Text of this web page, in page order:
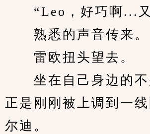
“Leo，好巧啊...又
熟悉的声音传来。
雷欧扭头望去。
坐在自己身边的不
正是刚刚被上调到一
尔迪。